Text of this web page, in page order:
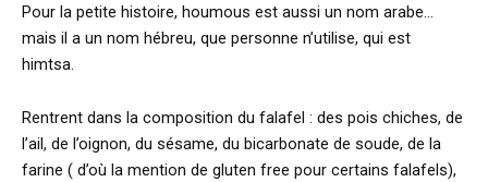
Pour la petite histoire, houmous est aussi un nom arabe…
mais il a un nom hébreu, que personne n’utilise, qui est
himtsa.
Rentrent dans la composition du falafel : des pois chiches, de
l’ail, de l’oignon, du sésame, du bicarbonate de soude, de la
farine ( d’où la mention de gluten free pour certains falafels),